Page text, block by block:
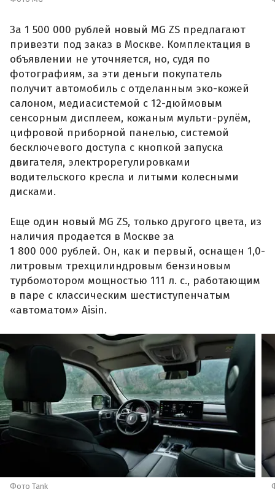
За 1 500 000 рублей новый MG ZS предлагают
привезти под заказ в Москве. Комплектация в
объявлении не уточняется, но, судя по
фотографиям, за эти деньги покупатель
получит автомобиль с отделанным эко-кожей
салоном, медиасистемой с 12-дюймовым
сенсорным дисплеем, кожаным мульти-рулём,
цифровой приборной панелью, системой
бесключевого доступа с кнопкой запуска
двигателя, электрорегулировками
водительского кресла и литыми колесными
дисками.
Еще один новый MG ZS, только другого цвета, из
наличия продается в Москве за
1 800 000 рублей. Он, как и первый, оснащен 1,0-
литровым трехцилиндровым бензиновым
турбомотором мощностью 111 л. с., работающим
в паре с классическим шестиступенчатым
«автоматом» Aisin.
Фото Tank